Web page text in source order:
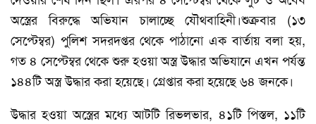
অস্ত্রের বিরুদ্ধে অভিযান চালাচ্ছে যৌথবাহিনী।শুক্রবার (১৩
সেপ্টেম্বর) পুলিশ সদরদপ্তর থেকে পাঠানো এক বার্তায় বলা হয়,
গত ৪ সেপ্টেম্বর থেকে শুরু হওয়া অস্ত্র উদ্ধার অভিযানে এখন পর্যন্ত
১৪৪টি অস্ত্র উদ্ধার করা হয়েছে। গ্রেপ্তার করা হয়েছে ৬৪ জনকে।
উদ্ধার হওয়া অস্ত্রের মধ্যে আটটি রিভলভার, ৪১টি পিস্তল, ১১টি